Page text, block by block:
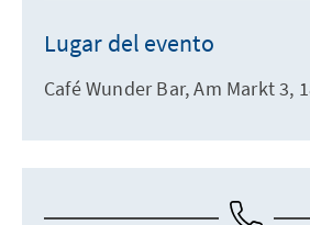
Lugar del evento
Café Wunder Bar, Am Markt 3,